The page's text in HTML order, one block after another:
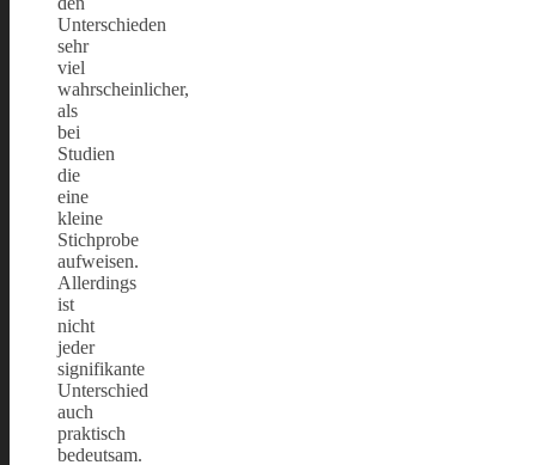
Unterschieden
sehr
viel
wahrscheinlicher,
als
bei
Studien
die
eine
kleine
Stichprobe
aufweisen.
Allerdings
ist
nicht
jeder
signifikante
Unterschied
auch
praktisch
bedeutsam.